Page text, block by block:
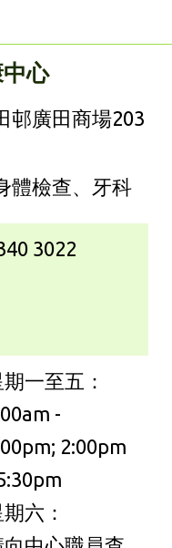
心
邨廣田商場203
體檢查、牙科
3022
一至五：
-
2:00pm
六：